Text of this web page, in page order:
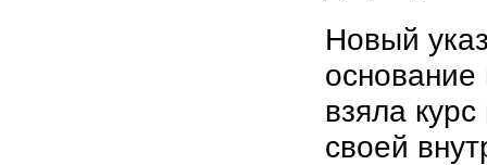
Новый
основание
взяла
своей